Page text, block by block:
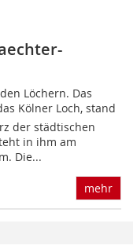
Löchern. Das
Kölner Loch, stand
der städtischen
in ihm am
Die...
mehr